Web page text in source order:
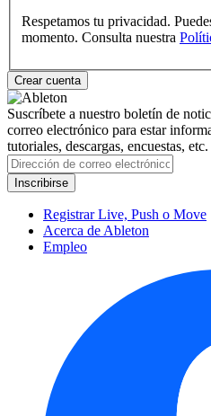
Respetamos tu privacidad.
momento. Consulta nuestra
Suscríbete a nuestro boletín de
correo electrónico para estar
tutoriales, descargas, encuestas, etc.
Registrar Live, Push o Move
Acerca de Ableton
Empleo